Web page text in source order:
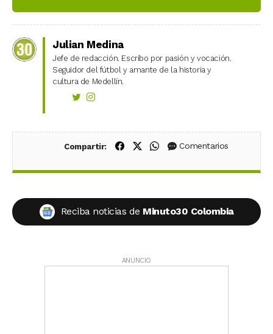
Julian Medina
Jefe de redacción. Escribo por pasión y vocación.
Seguidor del fútbol y amante de la historia y
cultura de Medellín.
Compartir: Compartir en Facebook
Compartir en X (Twitter)
Compartir en WhatsApp
Comentarios
Reciba noticias de Minuto30 Colombia
ANUNCIO